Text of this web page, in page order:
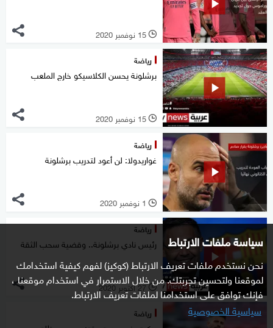
سياسة ملفات الارتباط
نحن نستخدم ملفات تعريف الارتباط (كوكيز) لفهم كيفية استخدامك
لموقعنا ولتحسين تجربتك. من خلال الاستمرار في استخدام موقعنا ،
فإنك توافق على استخدامنا لملفات تعريف الارتباط.
سياسية الخصوصية
l 15 نوفمبر 2020
رياضة
برشلونة يحسن الكلاسيكو خارج الملعب
l 15 نوفمبر 2020
رياضة
غواريدولا: لن أعود لتدريب برشلونة
l 1 نوفمبر 2020
رياضة
رئيس نادي برشلونة.. وقضية سحب الثقة
l 27 أكتوبر 2020
رياضة